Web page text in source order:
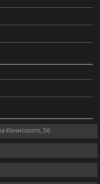
Конисского, 56